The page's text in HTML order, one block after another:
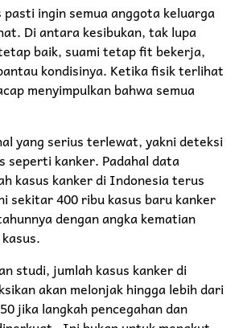
pasti ingin semua anggota keluarga
Di antara kesibukan, tak lupa
baik, suami tetap fit bekerja,
kondisinya. Ketika fisik terlihat
menyimpulkan bahwa semua
yang serius terlewat, yakni deteksi
seperti kanker. Padahal data
kasus kanker di Indonesia terus
sekitar 400 ribu kasus baru kanker
dengan angka kematian
studi, jumlah kasus kanker di
akan melonjak hingga lebih dari
jika langkah pencegahan dan